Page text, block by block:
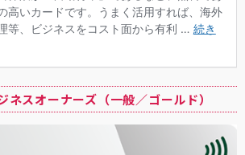
ネスオーナーズ（一般／ゴールド）